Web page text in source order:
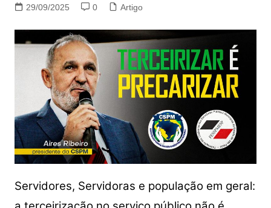
29/09/2025 0 Artigo
Servidores, Servidoras e população em geral: